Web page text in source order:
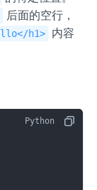
后面的空行，
h1>
内容